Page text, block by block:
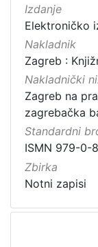
Izdanje
Elektroničko
Nakladnik
Zagreb :
Nakladnički
Zagreb na
zagrebačka
Standardni
ISMN 979-0-
Zbirka
Notni zapisi